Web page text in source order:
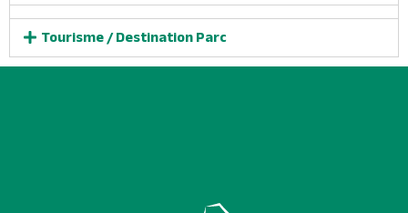
Tourisme / Destination Parc